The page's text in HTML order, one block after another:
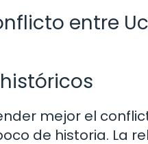
entre
mejor el
de historia. La